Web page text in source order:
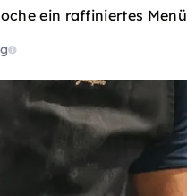
ein raffiniertes Menü